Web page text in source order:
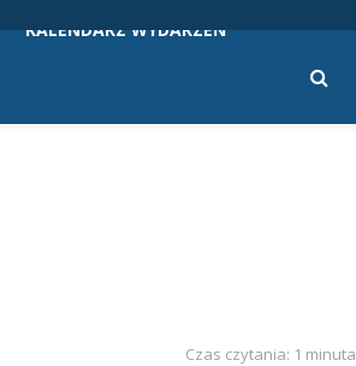
KALENDARZ WYDARZEŃ
Czas czytania: 1 minuta